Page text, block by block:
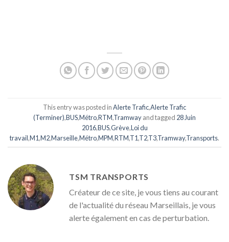
This entry was posted inAlerte Trafic,Alerte Trafic
(Terminer),BUS,Métro,RTM,Tramwayand tagged 28 Juin
2016,BUS,Grève,Loi du
travail,M1,M2,Marseille,Métro,MPM,RTM,T1,T2,T3,Tramway,Transports.
TSM TRANSPORTS
Créateur de ce site, je vous tiens au courant
de l'actualité du réseau Marseillais, je vous
alerte également en cas de perturbation.